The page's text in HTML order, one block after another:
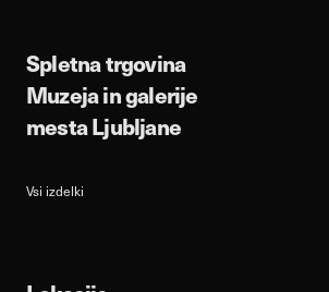
Spletna trgovina
Muzeja in galerije
mesta Ljubljane
Vsi izdelki